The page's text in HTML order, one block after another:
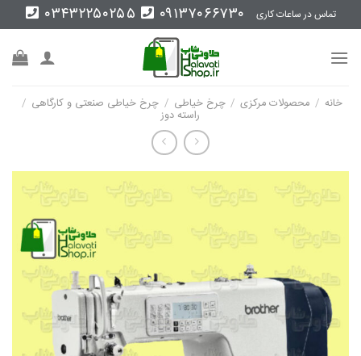
Skip
content
تماس در ساعات کاری ۰۹۱۳۷۰۶۶۷۳۰ ۰۳۴۳۲۲۵۰۲۵۵
خانه / محصولات مرکزی / چرخ خیاطی / چرخ خیاطی صنعتی و کارگاهی /
راسته دوز